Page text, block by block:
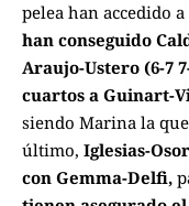
pelea han accedido
han conseguido
Araujo-Ustero (6-7
cuartos a Guinart-
siendo Marina la
último, Iglesias-
con Gemma-Delfi,